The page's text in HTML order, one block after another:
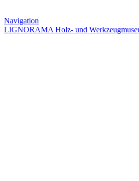
Navigation
LIGNORAMA Holz- und